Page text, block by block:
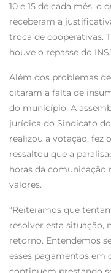
10 e 15 de cada mês, o
receberam a
troca de cooperativas.
houve o repasse do
Além dos problemas
citaram a falta de
do município. A
jurídica do Sindicato
realizou a votação, fez
ressaltou que a
horas da comunicação
valores.
“Reiteramos que
resolver esta situação,
retorno. Entendemos
esses pagamentos em